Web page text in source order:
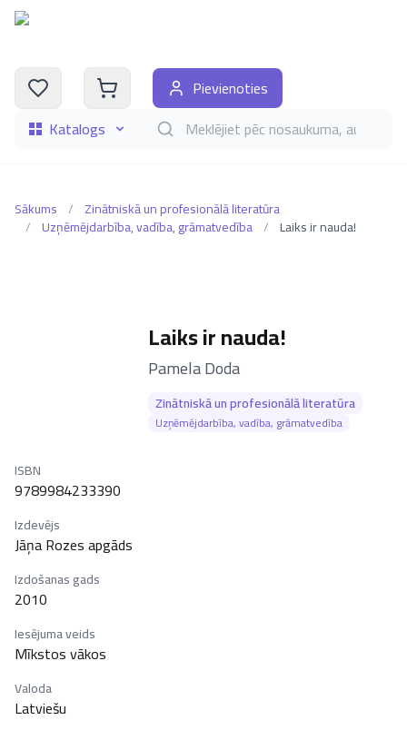
Katalogs Meklēt grāmatas pēc nosaukuma, autora,
Pievienoties
Sākums / Zinātniskā un profesionālā literatūra
/ Uzņēmējdarbība, vadība, grāmatvedība / Laiks ir nauda!
Laiks ir nauda!
–
Pamela Doda
Zinātniskā un profesionālā literatūra
Uzņēmējdarbība, vadība, grāmatvedība
ISBN
9789984233390
Izdevējs
Jāņa Rozes apgāds
Izdošanas gads
2010
Iesējuma veids
Mīkstos vākos
Valoda
Latviešu